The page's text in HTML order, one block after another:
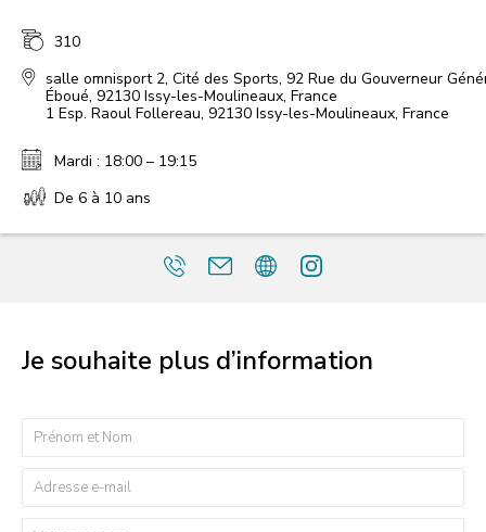
310
salle omnisport 2, Cité des Sports, 92 Rue du Gouverneur
Éboué, 92130 Issy-les-Moulineaux, France
1 Esp. Raoul Follereau, 92130 Issy-les-Moulineaux, France
Mardi : 18:00 – 19:15
De 6 à 10 ans
Je souhaite plus d’information